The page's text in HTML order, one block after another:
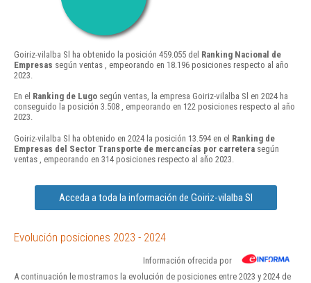
Goiriz-vilalba Sl ha obtenido la posición 459.055 del Ranking Nacional de
Empresas según ventas , empeorando en 18.196 posiciones respecto al año
2023.
En el Ranking de Lugo según ventas, la empresa Goiriz-vilalba Sl en 2024 ha
conseguido la posición 3.508 , empeorando en 122 posiciones respecto al año
2023.
Goiriz-vilalba Sl ha obtenido en 2024 la posición 13.594 en el Ranking de
Empresas del Sector Transporte de mercancías por carretera según
ventas , empeorando en 314 posiciones respecto al año 2023.
Acceda a toda la información de Goiriz-vilalba Sl
Evolución posiciones 2023 - 2024
Información ofrecida por
A continuación le mostramos la evolución de posiciones entre 2023 y 2024 de